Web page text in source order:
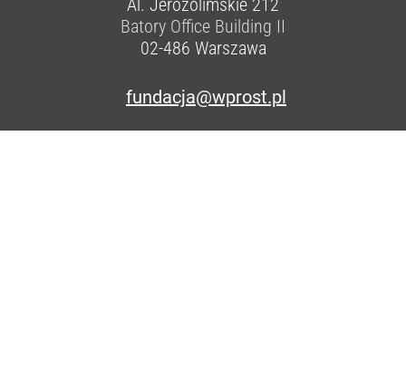
Batory Office Building II
02-486 Warszawa
fundacja@wprost.pl